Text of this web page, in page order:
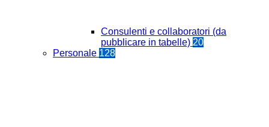
Consulenti e collaboratori (da
pubblicare in tabelle) 20
Personale 128